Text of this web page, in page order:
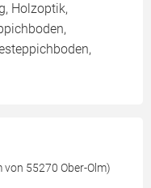
Holzoptik,
55270 Ober-Olm)